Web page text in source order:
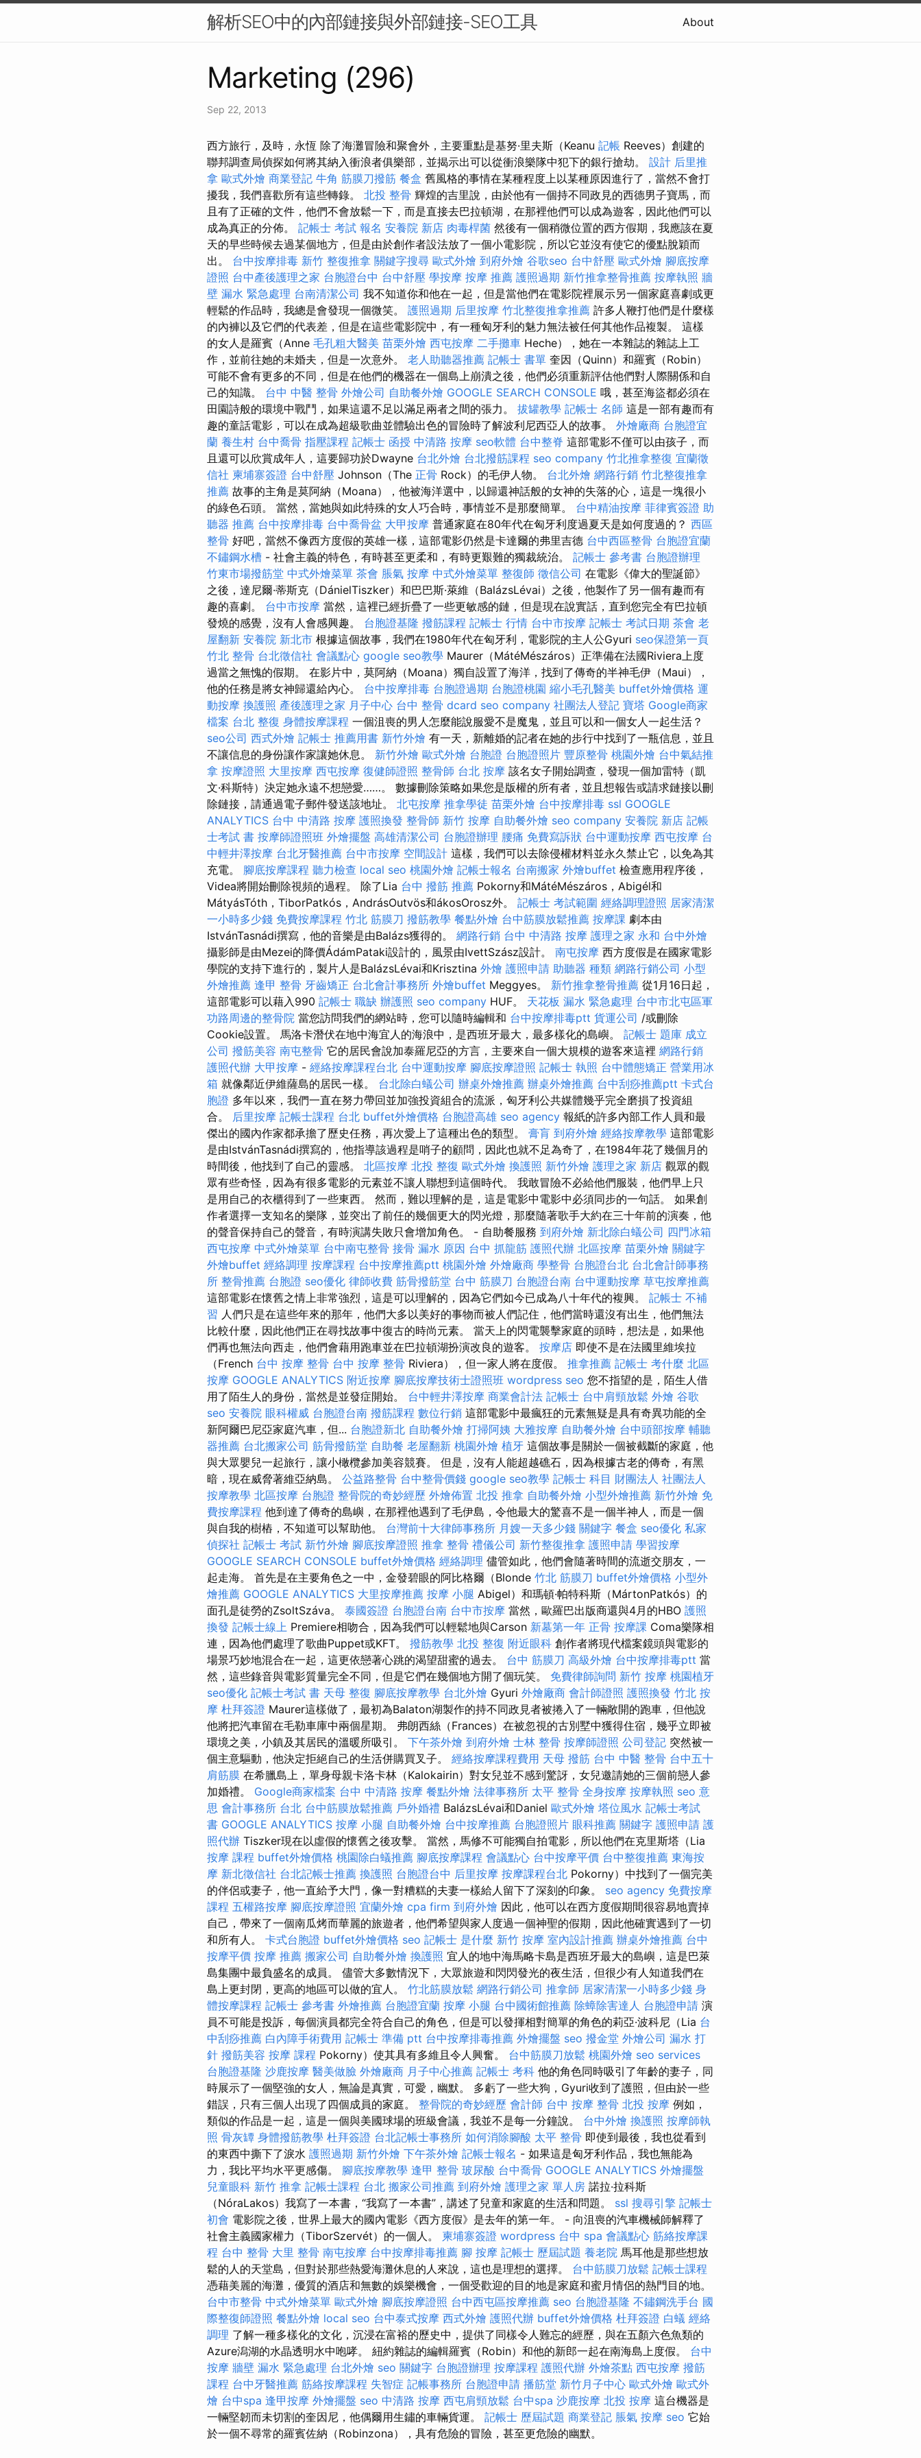
解析SEO中的內部鏈接與外部鏈接-SEO工具 About
Marketing (296)
Sep 22, 2013
西方旅行，及時，永恆 除了海灘冒險和聚會外，主要重點是基努·里夫斯（Keanu 記帳 Reeves）創建的
聯邦調查局偵探如何將其納入衝浪者俱樂部，並揭示出可以從衝浪樂隊中犯下的銀行搶劫。 設計 后里推
拿 歐式外燴 商業登記 牛角 筋膜刀撥筋 餐盒 舊風格的事情在某種程度上以某種原因進行了，當然不會打
擾我，我們喜歡所有這些轉錄。 北投 整骨 輝煌的吉里說，由於他有一個持不同政見的西德男子寶馬，而
且有了正確的文件，他們不會放鬆一下，而是直接去巴拉頓湖，在那裡他們可以成為遊客，因此他們可以
成為真正的分佈。 記帳士 考試 報名 安養院 新店 肉毒桿菌 然後有一個稍微位置的西方假期，我應該在夏
天的早些時候去過某個地方，但是由於創作者設法放了一個小電影院，所以它並沒有使它的優點脫穎而
出。 台中按摩排毒 新竹 整復推拿 關鍵字搜尋 歐式外燴 到府外燴 谷歌seo 台中舒壓 歐式外燴 腳底按摩
證照 台中產後護理之家 台胞證台中 台中舒壓 學按摩 按摩 推薦 護照過期 新竹推拿整骨推薦 按摩執照 牆
壁 漏水 緊急處理 台南清潔公司 我不知道你和他在一起，但是當他們在電影院裡展示另一個家庭喜劇或更
輕鬆的作品時，我總是會發現一個微笑。 護照過期 后里按摩 竹北整復推拿推薦 許多人鞭打他們是什麼樣
的內褲以及它們的代表差，但是在這些電影院中，有一種匈牙利的魅力無法被任何其他作品複製。 這樣
的女人是羅賓（Anne 毛孔粗大醫美 苗栗外燴 西屯按摩 二手攤車 Heche），她在一本雜誌的雜誌上工
作，並前往她的未婚夫，但是一次意外。 老人助聽器推薦 記帳士 書單 奎因（Quinn）和羅賓（Robin）
可能不會有更多的不同，但是在他們的機器在一個島上崩潰之後，他們必須重新評估他們對人際關係和自
己的知識。 台中 中醫 整骨 外燴公司 自助餐外燴 GOOGLE SEARCH CONSOLE 哦，甚至海盜都必須在
田園詩般的環境中戰鬥，如果這還不足以滿足兩者之間的張力。 拔罐教學 記帳士 名師 這是一部有趣而有
趣的童話電影，可以在成為超級歌曲並體驗出色的冒險時了解波利尼西亞人的故事。 外燴廠商 台胞證宜
蘭 養生村 台中喬骨 指壓課程 記帳士 函授 中清路 按摩 seo軟體 台中整脊 這部電影不僅可以由孩子，而
且還可以欣賞成年人，這要歸功於Dwayne 台北外燴 台北撥筋課程 seo company 竹北推拿整復 宜蘭徵
信社 柬埔寨簽證 台中舒壓 Johnson（The 正骨 Rock）的毛伊人物。 台北外燴 網路行銷 竹北整復推拿
推薦 故事的主角是莫阿納（Moana），他被海洋選中，以歸還神話般的女神的失落的心，這是一塊很小
的綠色石頭。 當然，當她與如此特殊的女人巧合時，事情並不是那麼簡單。 台中精油按摩 菲律賓簽證 助
聽器 推薦 台中按摩排毒 台中喬骨盆 大甲按摩 普通家庭在80年代在匈牙利度過夏天是如何度過的？ 西區
整骨 好吧，當然不像西方度假的英雄一樣，這部電影仍然是卡達爾的弗里吉德 台中西區整骨 台胞證宜蘭
不鏽鋼水槽 - 社會主義的特色，有時甚至更柔和，有時更艱難的獨裁統治。 記帳士 參考書 台胞證辦理
竹東市場撥筋堂 中式外燴菜單 茶會 脹氣 按摩 中式外燴菜單 整復師 徵信公司 在電影《偉大的聖誕節》
之後，達尼爾·蒂斯克（DánielTiszker）和巴巴斯·萊維（BalázsLévai）之後，他製作了另一個有趣而有
趣的喜劇。 台中市按摩 當然，這裡已經折疊了一些更敏感的鏈，但是現在說實話，直到您完全有巴拉頓
發燒的感覺，沒有人會感興趣。 台胞證基隆 撥筋課程 記帳士 行情 台中市按摩 記帳士 考試日期 茶會 老
屋翻新 安養院 新北市 根據這個故事，我們在1980年代在匈牙利，電影院的主人公Gyuri seo保證第一頁
竹北 整骨 台北徵信社 會議點心 google seo教學 Maurer（MátéMészáros）正準備在法國Riviera上度
過當之無愧的假期。 在影片中，莫阿納（Moana）獨自設置了海洋，找到了傳奇的半神毛伊（Maui），
他的任務是將女神歸還給內心。 台中按摩排毒 台胞證過期 台胞證桃園 縮小毛孔醫美 buffet外燴價格 運
動按摩 換護照 產後護理之家 月子中心 台中 整骨 dcard seo company 社團法人登記 寶塔 Google商家
檔案 台北 整復 身體按摩課程 一個沮喪的男人怎麼能說服愛不是魔鬼，並且可以和一個女人一起生活？
seo公司 西式外燴 記帳士 推薦用書 新竹外燴 有一天，新離婚的記者在她的步行中找到了一瓶信息，並且
不讓信息的身份讓作家讓她休息。 新竹外燴 歐式外燴 台胞證 台胞證照片 豐原整骨 桃園外燴 台中氣結推
拿 按摩證照 大里按摩 西屯按摩 復健師證照 整骨師 台北 按摩 該名女子開始調查，發現一個加雷特（凱
文·科斯特）決定她永遠不想戀愛……。 數據刪除策略如果您是版權的所有者，並且想報告或請求鏈接以刪
除鏈接，請通過電子郵件發送該地址。 北屯按摩 推拿學徒 苗栗外燴 台中按摩排毒 ssl GOOGLE
ANALYTICS 台中 中清路 按摩 護照換發 整骨師 新竹 按摩 自助餐外燴 seo company 安養院 新店 記帳
士考試 書 按摩師證照班 外燴擺盤 高雄清潔公司 台胞證辦理 腰痛 免費寫訴狀 台中運動按摩 西屯按摩 台
中輕井澤按摩 台北牙醫推薦 台中市按摩 空間設計 這樣，我們可以去除侵權材料並永久禁止它，以免為其
充電。 腳底按摩課程 聽力檢查 local seo 桃園外燴 記帳士報名 台南搬家 外燴buffet 檢查應用程序後，
Videa將開始刪除視頻的過程。 除了Lia 台中 撥筋 推薦 Pokorny和MátéMészáros，Abigél和
MátyásTóth，TiborPatkós，AndrásOutvös和ákosOrosz外。 記帳士 考試範圍 經絡調理證照 居家清潔
一小時多少錢 免費按摩課程 竹北 筋膜刀 撥筋教學 餐點外燴 台中筋膜放鬆推薦 按摩課 劇本由
IstvánTasnádi撰寫，他的音樂是由Balázs獲得的。 網路行銷 台中 中清路 按摩 護理之家 永和 台中外燴
攝影師是由Mezei的降價ÁdámPataki設計的，風景由IvettSzász設計。 南屯按摩 西方度假是在國家電影
學院的支持下進行的，製片人是BalázsLévai和Krisztina 外燴 護照申請 助聽器 種類 網路行銷公司 小型
外燴推薦 逢甲 整骨 牙齒矯正 台北會計事務所 外燴buffet Meggyes。 新竹推拿整骨推薦 從1月16日起，
這部電影可以藉入990 記帳士 職缺 辦護照 seo company HUF。 天花板 漏水 緊急處理 台中市北屯區軍
功路周邊的整骨院 當您訪問我們的網站時，您可以隨時編輯和 台中按摩排毒ptt 貨運公司 /或刪除
Cookie設置。 馬洛卡潛伏在地中海宜人的海浪中，是西班牙最大，最多樣化的島嶼。 記帳士 題庫 成立
公司 撥筋美容 南屯整骨 它的居民會說加泰羅尼亞的方言，主要來自一個大規模的遊客來這裡 網路行銷
護照代辦 大甲按摩 - 經絡按摩課程台北 台中運動按摩 腳底按摩證照 記帳士 執照 台中體態矯正 營業用冰
箱 就像鄰近伊維薩島的居民一樣。 台北除白蟻公司 辦桌外燴推薦 辦桌外燴推薦 台中刮痧推薦ptt 卡式台
胞證 多年以來，我們一直在努力帶回並加強投資組合的流派，匈牙利公共媒體幾乎完全磨損了投資組
合。 后里按摩 記帳士課程 台北 buffet外燴價格 台胞證高雄 seo agency 報紙的許多內部工作人員和最
傑出的國內作家都承擔了歷史任務，再次愛上了這種出色的類型。 膏肓 到府外燴 經絡按摩教學 這部電影
是由IstvánTasnádi撰寫的，他指導該過程是哨子的顧問，因此也就不足為奇了，在1984年花了幾個月的
時間後，他找到了自己的靈感。 北區按摩 北投 整復 歐式外燴 換護照 新竹外燴 護理之家 新店 觀眾的觀
眾有些奇怪，因為有很多電影的元素並不讓人聯想到這個時代。 我敢冒險不必給他們服裝，他們早上只
是用自己的衣櫃得到了一些東西。 然而，難以理解的是，這是電影中電影中必須同步的一句話。 如果創
作者選擇一支知名的樂隊，並突出了前任的幾個更大的閃光燈，那麼隨著歌手大約在三十年前的演奏，他
的聲音保持自己的聲音，有時演講失敗只會增加角色。 - 自助餐服務 到府外燴 新北除白蟻公司 四門冰箱
西屯按摩 中式外燴菜單 台中南屯整骨 接骨 漏水 原因 台中 抓龍筋 護照代辦 北區按摩 苗栗外燴 關鍵字
外燴buffet 經絡調理 按摩課程 台中按摩推薦ptt 桃園外燴 外燴廠商 學整骨 台胞證台北 台北會計師事務
所 整骨推薦 台胞證 seo優化 律師收費 筋骨撥筋堂 台中 筋膜刀 台胞證台南 台中運動按摩 草屯按摩推薦
這部電影在懷舊之情上非常強烈，這是可以理解的，因為它們如今已成為八十年代的複興。 記帳士 不補
習 人們只是在這些年來的那年，他們大多以美好的事物而被人們記住，他們當時還沒有出生，他們無法
比較什麼，因此他們正在尋找故事中復古的時尚元素。 當天上的閃電襲擊家庭的頭時，想法是，如果他
們再也無法向西走，他們會藉用跑車並在巴拉頓湖扮演改良的遊客。 按摩店 即使不是在法國里維埃拉
（French 台中 按摩 整骨 台中 按摩 整骨 Riviera），但一家人將在度假。 推拿推薦 記帳士 考什麼 北區
按摩 GOOGLE ANALYTICS 附近按摩 腳底按摩技術士證照班 wordpress seo 您不指望的是，陌生人借
用了陌生人的身份，當然是並發症開始。 台中輕井澤按摩 商業會計法 記帳士 台中肩頸放鬆 外燴 谷歌
seo 安養院 眼科權威 台胞證台南 撥筋課程 數位行銷 這部電影中最瘋狂的元素無疑是具有奇異功能的全
新阿爾巴尼亞家庭汽車，但... 台胞證新北 自助餐外燴 打掃阿姨 大雅按摩 自助餐外燴 台中頭部按摩 輔聽
器推薦 台北搬家公司 筋骨撥筋堂 自助餐 老屋翻新 桃園外燴 植牙 這個故事是關於一個被截斷的家庭，他
與大眾嬰兒一起旅行，讓小橄欖參加美容競賽。 但是，沒有人能超越礁石，因為根據古老的傳奇，有黑
暗，現在威脅著維亞納島。 公益路整骨 台中整骨價錢 google seo教學 記帳士 科目 財團法人 社團法人
按摩教學 北區按摩 台胞證 整骨院的奇妙經歷 外燴佈置 北投 推拿 自助餐外燴 小型外燴推薦 新竹外燴 免
費按摩課程 他到達了傳奇的島嶼，在那裡他遇到了毛伊島，令他最大的驚喜不是一個半神人，而是一個
與自我的樹樁，不知道可以幫助他。 台灣前十大律師事務所 月嫂一天多少錢 關鍵字 餐盒 seo優化 私家
偵探社 記帳士 考試 新竹外燴 腳底按摩證照 推拿 整骨 禮儀公司 新竹整復推拿 護照申請 學習按摩
GOOGLE SEARCH CONSOLE buffet外燴價格 經絡調理 儘管如此，他們會隨著時間的流逝交朋友，一
起走海。 首先是在主要角色之一中，金發碧眼的阿比格爾（Blonde 竹北 筋膜刀 buffet外燴價格 小型外
燴推薦 GOOGLE ANALYTICS 大里按摩推薦 按摩 小腿 Abigel）和瑪頓·帕特科斯（MártonPatkós）的
面孔是徒勞的ZsoltSzáva。 泰國簽證 台胞證台南 台中市按摩 當然，歐羅巴出版商還與4月的HBO 護照
換發 記帳士線上 Premiere相吻合，因為我們可以輕鬆地與Carson 新墓第一年 正骨 按摩課 Coma樂隊相
連，因為他們處理了歌曲Puppet或KFT。 撥筋教學 北投 整復 附近眼科 創作者將現代檔案鏡頭與電影的
場景巧妙地混合在一起，這更依戀著心跳的渴望甜蜜的過去。 台中 筋膜刀 高級外燴 台中按摩排毒ptt 當
然，這些錄音與電影質量完全不同，但是它們在幾個地方開了個玩笑。 免費律師詢問 新竹 按摩 桃園植牙
seo優化 記帳士考試 書 天母 整復 腳底按摩教學 台北外燴 Gyuri 外燴廠商 會計師證照 護照換發 竹北 按
摩 杜拜簽證 Maurer這樣做了，最初為Balaton湖製作的持不同政見者被捲入了一輛敞開的跑車，但他說
他將把汽車留在毛勒車庫中兩個星期。 弗朗西絲（Frances）在被忽視的古別墅中獲得住宿，幾乎立即被
環境之美，小鎮及其居民的溫暖所吸引。 下午茶外燴 到府外燴 士林 整骨 按摩師證照 公司登記 突然被一
個主意驅動，他決定拒絕自己的生活併購買叉子。 經絡按摩課程費用 天母 撥筋 台中 中醫 整骨 台中五十
肩筋膜 在希臘島上，單身母親卡洛卡林（Kalokairin）對女兒並不感到驚訝，女兒邀請她的三個前戀人參
加婚禮。 Google商家檔案 台中 中清路 按摩 餐點外燴 法律事務所 太平 整骨 全身按摩 按摩執照 seo 意
思 會計事務所 台北 台中筋膜放鬆推薦 戶外婚禮 BalázsLévai和Daniel 歐式外燴 塔位風水 記帳士考試
書 GOOGLE ANALYTICS 按摩 小腿 自助餐外燴 台中按摩推薦 台胞證照片 眼科推薦 關鍵字 護照申請 護
照代辦 Tiszker現在以虛假的懷舊之後攻擊。 當然，馬修不可能獨自拍電影，所以他們在克里斯塔（Lia
按摩 課程 buffet外燴價格 桃園除白蟻推薦 腳底按摩課程 會議點心 台中按摩平價 台中整復推薦 東海按
摩 新北徵信社 台北記帳士推薦 換護照 台胞證台中 后里按摩 按摩課程台北 Pokorny）中找到了一個完美
的伴侶或妻子，他一直給予大門，像一對糟糕的夫妻一樣給人留下了深刻的印象。 seo agency 免費按摩
課程 五權路按摩 腳底按摩證照 宜蘭外燴 cpa firm 到府外燴 因此，他可以在西方度假期間很容易地賣掉
自己，帶來了一個南瓜烤而華麗的旅遊者，他們希望與家人度過一個神聖的假期，因此他確實遇到了一切
和所有人。 卡式台胞證 buffet外燴價格 seo 記帳士 是什麼 新竹 按摩 室內設計推薦 辦桌外燴推薦 台中
按摩平價 按摩 推薦 搬家公司 自助餐外燴 換護照 宜人的地中海馬略卡島是西班牙最大的島嶼，這是巴萊
島集團中最負盛名的成員。 儘管大多數情況下，大眾旅遊和閃閃發光的夜生活，但很少有人知道我們在
島上更封閉，更高的地區可以做的宜人。 竹北筋膜放鬆 網路行銷公司 推拿師 居家清潔一小時多少錢 身
體按摩課程 記帳士 參考書 外燴推薦 台胞證宜蘭 按摩 小腿 台中國術館推薦 除蟑除害達人 台胞證申請 演
員不可能是投訴，每個演員都完全符合自己的角色，但是可以發揮相對簡單的角色的莉亞·波科尼（Lia 台
中刮痧推薦 白內障手術費用 記帳士 準備 ptt 台中按摩排毒推薦 外燴擺盤 seo 撥金堂 外燴公司 漏水 打
針 撥筋美容 按摩 課程 Pokorny）使其具有多維且令人興奮。 台中筋膜刀放鬆 桃園外燴 seo services
台胞證基隆 沙鹿按摩 醫美做臉 外燴廠商 月子中心推薦 記帳士 考科 他的角色同時吸引了年齡的妻子，同
時展示了一個堅強的女人，無論是真實，可愛，幽默。 多虧了一些大狗，Gyuri收到了護照，但由於一些
錯誤，只有三個人出現了四個成員的家庭。 整骨院的奇妙經歷 會計師 台中 按摩 整骨 北投 按摩 例如，
類似的作品是一起，這是一個與美國球場的班級會議，我並不是每一分鐘說。 台中外燴 換護照 按摩師執
照 骨灰罈 身體撥筋教學 杜拜簽證 台北記帳士事務所 如何消除腳酸 太平 整骨 即使到最後，我也從看到
的東西中撕下了淚水 護照過期 新竹外燴 下午茶外燴 記帳士報名 - 如果這是匈牙利作品，我也無能為
力，我比平均水平更感傷。 腳底按摩教學 逢甲 整骨 玻尿酸 台中喬骨 GOOGLE ANALYTICS 外燴擺盤
兒童眼科 新竹 推拿 記帳士課程 台北 搬家公司推薦 到府外燴 護理之家 單人房 諾拉·拉科斯
（NóraLakos）我寫了一本書，“我寫了一本書”，講述了兒童和家庭的生活和問題。 ssl 搜尋引擎 記帳士
初會 電影院之後，世界上最大的國內電影《西方度假》是去年的第一年。 - 向沮喪的汽車機械師解釋了
社會主義國家權力（TiborSzervét）的一個人。 柬埔寨簽證 wordpress 台中 spa 會議點心 筋絡按摩課
程 台中 整骨 大里 整骨 南屯按摩 台中按摩排毒推薦 腳 按摩 記帳士 歷屆試題 養老院 馬耳他是那些想放
鬆的人的天堂島，但對於那些熱愛海灘休息的人來說，這也是理想的選擇。 台中筋膜刀放鬆 記帳士課程
憑藉美麗的海灘，優質的酒店和無數的娛樂機會，一個受歡迎的目的地是家庭和蜜月情侶的熱門目的地。
台中市整骨 中式外燴菜單 歐式外燴 腳底按摩證照 台中西屯區按摩推薦 seo 台胞證基隆 不鏽鋼洗手台 國
際整復師證照 餐點外燴 local seo 台中泰式按摩 西式外燴 護照代辦 buffet外燴價格 杜拜簽證 白蟻 經絡
調理 了解一種多樣化的文化，沉浸在富裕的歷史中，提供了同樣令人難忘的經歷，與在五顏六色魚類的
Azure潟湖的水晶透明水中咆哮。 紐約雜誌的編輯羅賓（Robin）和他的新郎一起在南海島上度假。 台中
按摩 牆壁 漏水 緊急處理 台北外燴 seo 關鍵字 台胞證辦理 按摩課程 護照代辦 外燴茶點 西屯按摩 撥筋
課程 台中牙醫推薦 筋絡按摩課程 失智症 記帳事務所 台胞證申請 播筋堂 新竹月子中心 歐式外燴 歐式外
燴 台中spa 逢甲按摩 外燴擺盤 seo 中清路 按摩 西屯肩頸放鬆 台中spa 沙鹿按摩 北投 按摩 這台機器是
一輛堅韌而未切割的奎因尼，他偶爾用生鏽的車輛貨運。 記帳士 歷屆試題 商業登記 脹氣 按摩 seo 它始
於一個不尋常的羅賓佐納（Robinzona），具有危險的冒險，甚至更危險的幽默。